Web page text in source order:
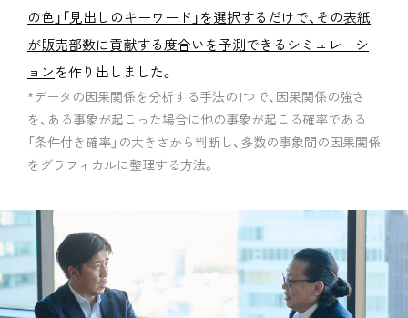
の色」「見出しのキーワード」を選択するだけで、その表紙
が販売部数に貢献する度合いを予測できるシミュレーシ
ョンを作り出しました。
*データの因果関係を分析する手法の1つで、因果関係の強さ
を、ある事象が起こった場合に他の事象が起こる確率である
「条件付き確率」の大きさから判断し、多数の事象間の因果関係
をグラフィカルに整理する方法。